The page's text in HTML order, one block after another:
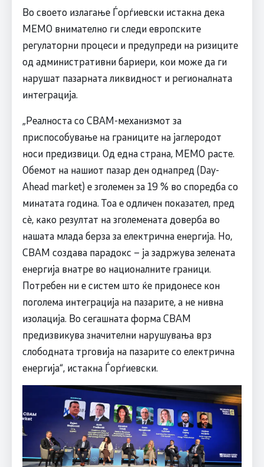
Во своето излагање Ѓорѓиевски истакна дека
МЕМО внимателно ги следи европските
регулаторни процеси и предупреди на ризиците
од административни бариери, кои може да ги
нарушат пазарната ликвидност и регионалната
интеграција.
„Реалноста со CBAM-механизмот за
приспособување на границите на јаглеродот
носи предизвици. Од една страна, МЕМО расте.
Обемот на нашиот пазар ден однапред (Day-
Ahead market) е зголемен за 19 % во споредба со
минатата година. Тоа е одличен показател, пред
сè, како резултат на зголемената доверба во
нашата млада берза за електрична енергија. Но,
CBAM создава парадокс – ја задржува зелената
енергија внатре во националните граници.
Потребен ни е систем што ќе придонесе кон
поголема интеграција на пазарите, а не нивна
изолација. Во сегашната форма CBAM
предизвикува значителни нарушувања врз
слободната трговија на пазарите со електрична
енергија“, истакна Ѓорѓиевски.